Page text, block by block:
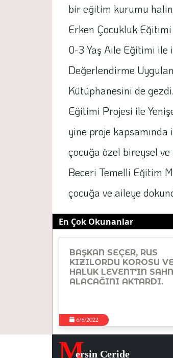
bir eğitim kurumu
Erken Çocukluk
0-3 Yaş Aile Eğitimi ile
Değerlendirme
Kütüphanesini de
Eğitimi Projesi ile
yine proje
çocuğa özel bireysel
Beceri Temelli Eğitim
çocuğa ve aileye
En Çok Okunanlar
BAŞKAN SEÇER, RUS
KIZILORDU KOROSU
HALUK LEVENT'IN
ALACAĞINI AKTARDI.
6/6/2022
Mersin Ceride